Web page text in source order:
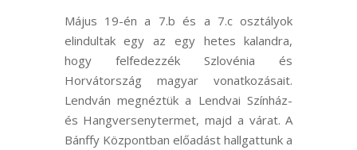
Május 19-én a 7.b és a 7.c osztályok
elindultak egy az egy hetes kalandra,
hogy felfedezzék Szlovénia és
Horvátország magyar vonatkozásait.
Lendván megnéztük a Lendvai Színház-
és Hangversenytermet, majd a várat. A
Bánffy Központban előadást hallgattunk a